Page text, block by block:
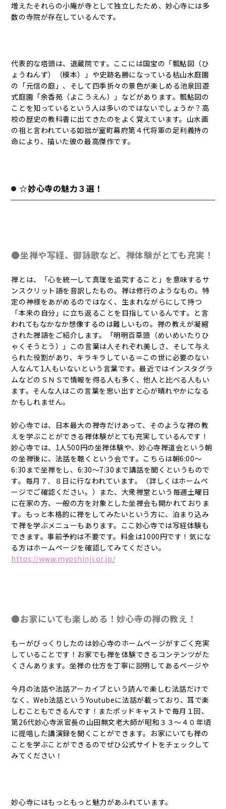
増えたそれらの小庵が寺として独立したため、妙心寺には多
数の寺院が存在しているんです。
代表的な塔頭は、退蔵院です。ここには国宝の「瓢鮎図（ひ
ょうねんず）（模本）」や史跡名勝になっている枯山水庭園
の「元信の庭」、そして四季折々の景色が楽しめる池泉回遊
式庭園「余香苑（よこうえん）」などがあります。瓢鮎図の
ことを知っているという人は多いのではないでしょうか？高
校の歴史の教科書に出てきたのをよく覚えています。山水画
の祖と言われている如拙が室町幕府第４代将軍の足利義持の
命により、描いた彼の最高傑作です。
☆妙心寺の魅力３選！
●坐禅や写経、御詠歌など、禅体験がとても充実！
禅とは、「心を統一して真理を追究すること」を意味するサ
ンスクリット語を音訳したもの。禅は修行のようなもの。特
定の神様をあがめるのではなく、生まれながらにして持つ
「本来の自分」に立ち返ることを目指しているんです。と言
われてもなかなか想像するのは難しいもの。禅の教えが凝縮
された禅語をご紹介します。「明明百草頭（めいめいたりひ
ゃくそうとう）」この言葉は人それぞれ美しさ、そして与え
られた役割があり、キラキラしている＝この世に必要のない
人なんて1人もいないという言葉です。最近ではインスタグラ
ムなどのＳＮＳで情報を得る人も多く、他人と比べる人もい
ます。そんな人はこの言葉を思い出すと心が晴れやかになる
かもしれません。
妙心寺では、日本最大の禅寺だけあって、そのような禅の教
えを学ぶことができる禅体験がとても充実しているんです！
妙心寺では、1人500円の坐禅体験や、妙心寺禅道会という朝
の坐禅後に、法話を聴くという会です。こちらは朝6:00～
6:30まで坐禅をし、6:30～7:30まで講話を聞くというもので
す。毎月７．８日に行なわれています。（詳しくはホームペ
ージでご確認ください。）また、大衆禅堂という毎週土曜日
に在家の方、一般の方を対象とした坐禅会も開かれておりま
す。もっと本格的に禅をしてみたいという方に、泊まり込み
で禅を学ぶメニューもあります。ここ妙心寺では写経体験も
できます。事前予約は不要です。料金は1000円です！気にな
る方はホームページを確認してみてください。
https://www.myoshinji.or.jp/
●お家にいても楽しめる！妙心寺の禅の教え！
もーがびっくりしたのは妙心寺のホームページがすごく充実
していることです！お家でも禅を体験できるコンテンツがた
くさんあります。坐禅の仕方を丁寧に説明してあるページや
今月の法話や法話アーカイブという読んで楽しむ法話だけで
なく、Web法話というYoutubeに法話が載っており、耳で楽
しむこともできるんです！またポッドキャストで毎月１回、
第26代妙心寺派官長の山田無文老大師が昭和３３～４０年頃
に提唱した講演録を聞くことができます。お家にいても禅の
ことを学ぶことができるのでぜひ公式サイトをチェックして
みてください！
妙心寺にはもっともっと魅力があふれています。